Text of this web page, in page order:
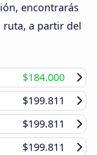
encontrarás
ruta, a partir del
$184.000
$199.811
$199.811
$199.811